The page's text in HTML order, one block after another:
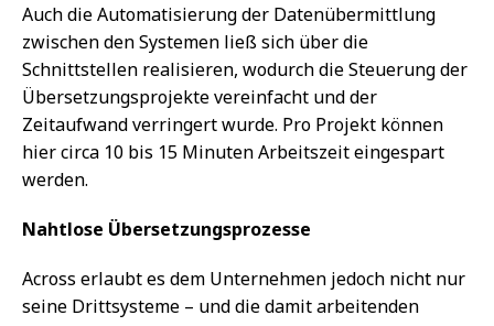
Auch die Automatisierung der Datenübermittlung
zwischen den Systemen ließ sich über die
Schnittstellen realisieren, wodurch die Steuerung der
Übersetzungsprojekte vereinfacht und der
Zeitaufwand verringert wurde. Pro Projekt können
hier circa 10 bis 15 Minuten Arbeitszeit eingespart
werden.
Nahtlose Übersetzungsprozesse
Across erlaubt es dem Unternehmen jedoch nicht nur
seine Drittsysteme – und die damit arbeitenden